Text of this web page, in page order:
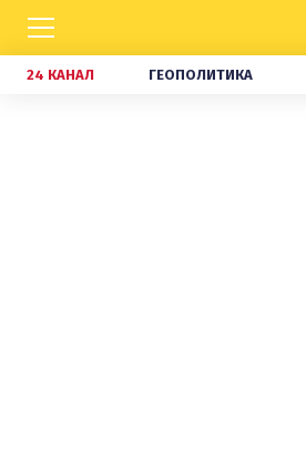
24 КАНАЛ ГЕОПОЛИТИКА